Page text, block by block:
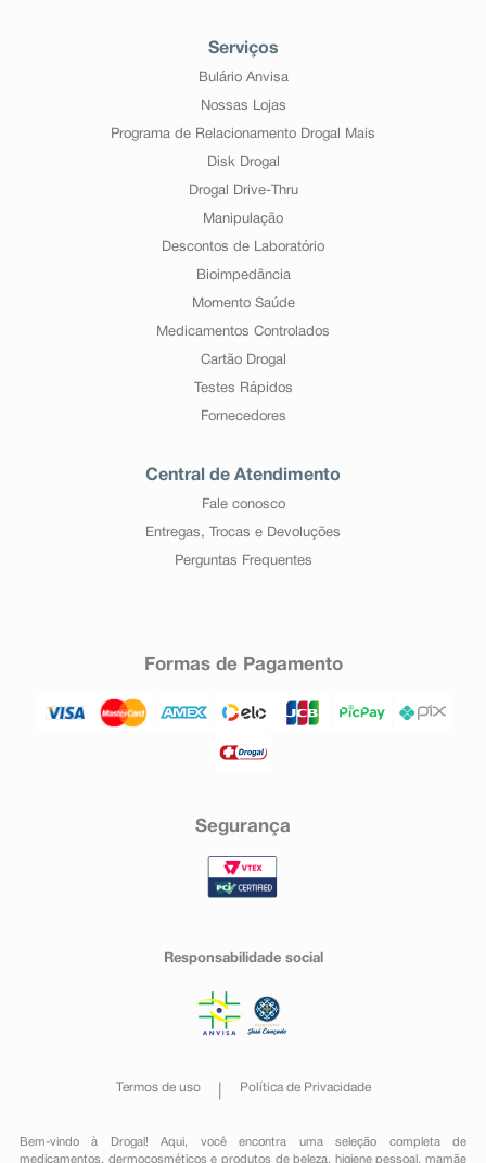
Serviços
Bulário Anvisa
Nossas Lojas
Programa de Relacionamento Drogal Mais
Disk Drogal
Drogal Drive-Thru
Manipulação
Descontos de Laboratório
Bioimpedância
Momento Saúde
Medicamentos Controlados
Cartão Drogal
Testes Rápidos
Fornecedores
Central de Atendimento
Fale conosco
Entregas, Trocas e Devoluções
Perguntas Frequentes
Formas de Pagamento
Segurança
Responsabilidade social
Termos de uso Política de Privacidade
Bem-vindo à Drogal! Aqui, você encontra uma seleção completa de
medicamentos , dermocosméticos e produtos de beleza, higiene pessoal ,mamãe